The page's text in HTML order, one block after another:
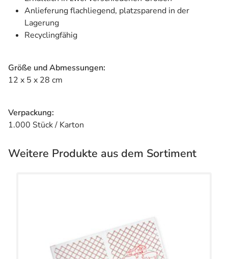
Anlieferung flachliegend, platzsparend in der
Lagerung
Recyclingfähig
Größe und Abmessungen:
12 x 5 x 28 cm
Verpackung:
1.000 Stück / Karton
Weitere Produkte aus dem Sortiment